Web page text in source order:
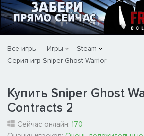
Все игры Игры
Steam
Серия игр Sniper Ghost Warrior
Купить Sniper Ghost
Contracts 2
Сейчас онлайн: 170